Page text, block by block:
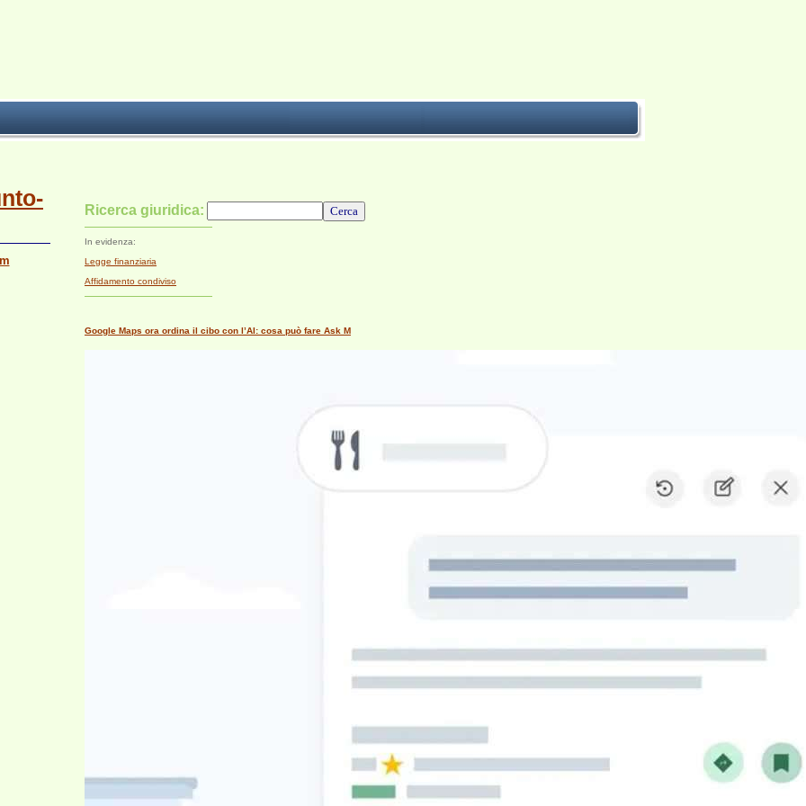
Ricerca giuridica:
In evidenza:
Legge finanziaria
Affidamento condiviso
Google Maps ora ordina il cibo con l’AI: cosa può fare Ask M